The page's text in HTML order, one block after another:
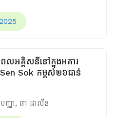
ពលអគ្គិសនីនៅក្នុងអគារ
Sok កម្ពស់២៦ជាន់
ញ្ញា, ផា ដាលីន